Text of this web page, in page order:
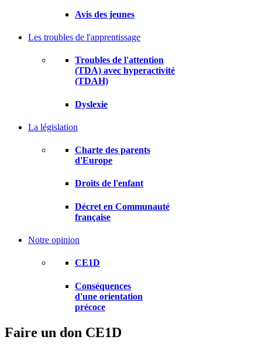
Avis des jeunes
Les troubles de l'apprentissage
Troubles de l'attention
(TDA) avec hyperactivité
(TDAH)
Dyslexie
La législation
Charte des parents
d'Europe
Droits de l'enfant
Décret en Communauté
française
Notre opinion
CE1D
Conséquences
d'une orientation
précoce
Faire un don CE1D